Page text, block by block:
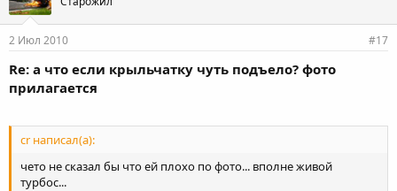
2 Июл 2010 #17
Re: а что если крыльчатку чуть подъело? фото
прилагается
cr написал(а):
чето не сказал бы что ей плохо по фото... вполне живой
турбос...